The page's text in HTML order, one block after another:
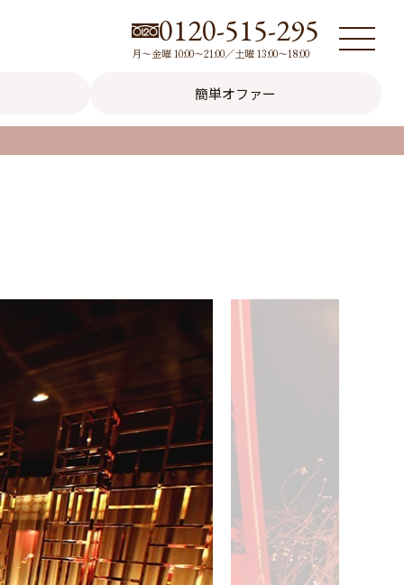
0120-515-295
月～金曜 10:00～21:00／土曜 13:00～18:00
簡単オファー